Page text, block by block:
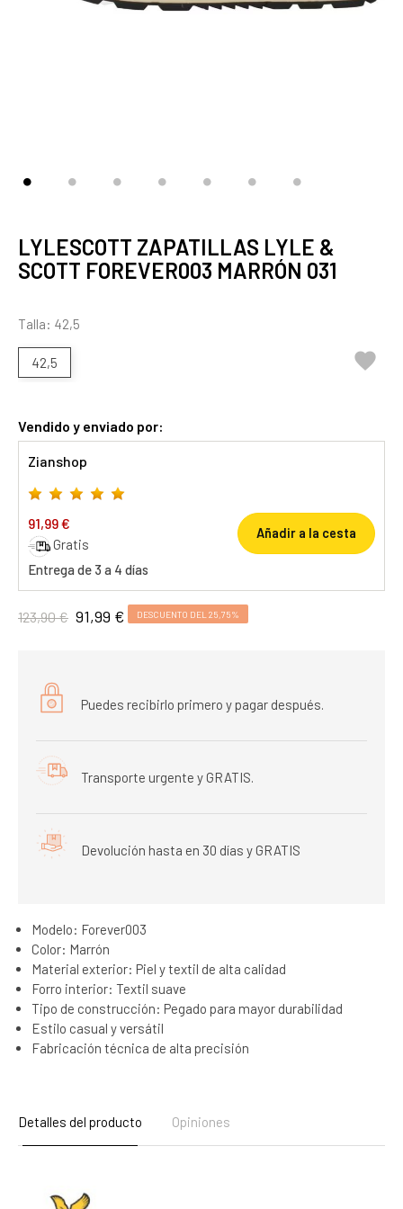
LYLESCOTT ZAPATILLAS LYLE &
SCOTT FOREVER003 MARRÓN 031
Talla: 42,5
42,5 
Vendido y enviado por:
Zianshop
91,99 €
Gratis
Entrega de 3 a 4 días
Añadir a la cesta
123,90 € 91,99 € DESCUENTO DEL 25,75%
Puedes recibirlo primero y pagar después.
Transporte urgente y GRATIS.
Devolución hasta en 30 días y GRATIS
Modelo: Forever003
Color: Marrón
Material exterior: Piel y textil de alta calidad
Forro interior: Textil suave
Tipo de construcción: Pegado para mayor durabilidad
Estilo casual y versátil
Fabricación técnica de alta precisión
Detalles del producto Opiniones